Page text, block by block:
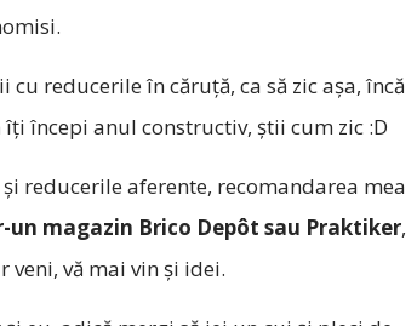
cu reducerile în căruță, ca să zic așa, încă
îți începi anul constructiv, știi cum zic :D
reducerile aferente, recomandarea mea
un magazin Brico Depôt sau Praktiker,
veni, vă mai vin și idei.